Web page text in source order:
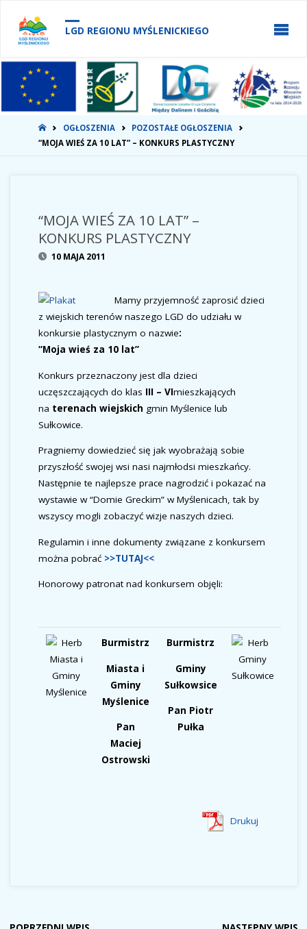
LGD REGIONU MYŚLENICKIEGO
STRONA
GŁÓWNA
OGŁOSZENIA
POZOSTAŁE OGŁOSZENIA
“MOJA WIEŚ ZA 10 LAT” – KONKURS PLASTYCZNY
“MOJA WIEŚ ZA 10 LAT” –
KONKURS PLASTYCZNY
10 MAJA 2011
Mamy przyjemność zaprosić dzieci
z wiejskich terenów naszego LGD do udziału w
konkursie plastycznym o nazwie:
“Moja wieś za 10 lat”
Konkurs przeznaczony jest dla dzieci
uczęszczających do klas III – VImieszkających
na terenach wiejskich gmin Myślenice lub
Sułkowice.
Pragniemy dowiedzieć się jak wyobrażają sobie
przyszłość swojej wsi nasi najmłodsi mieszkańcy.
Następnie te najlepsze prace nagrodzić i pokazać na
wystawie w “Domie Greckim” w Myślenicach, tak by
wszyscy mogli zobaczyć wizje naszych dzieci.
Regulamin i inne dokumenty związane z konkursem
można pobrać >>TUTAJ<<
Honorowy patronat nad konkursem objęli:
Burmistrz
Miasta i
Gminy
Myślenice
Pan
Maciej
Ostrowski
Burmistrz
Gminy
Sułkowsice
Pan Piotr
Pułka
Drukuj